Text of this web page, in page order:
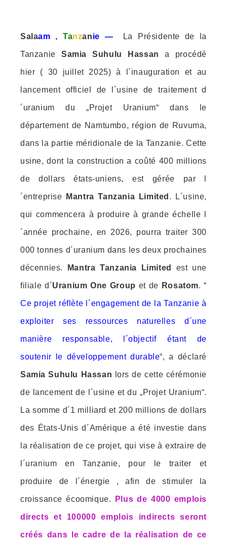
Salaam , Tanzanie — La Présidente de la
TanzanieSamia Suhulu Hassan a procédé
hier ( 30 juillet 2025) à l´inauguration et au
lancement officiel de l´usine de traitement d
´uranium du „Projet Uranium“ dans le
département de Namtumbo, région de Ruvuma,
dans la partie méridionale de la Tanzanie. Cette
usine, dont la construction a coûté 400 millions
de dollars états-uniens, est gérée par l
´entreprise Mantra Tanzania Limited . L´usine,
qui commencera à produire à grande échelle l
´année prochaine, en 2026, pourra traiter 300
000 tonnes d´uranium dans les deux prochaines
décennies. Mantra Tanzania Limited est une
filialed´Uranium One Group et de Rosatom. “
Ce projet réflète l´engagement de la Tanzanie à
exploiter ses ressources naturelles d´une
manière responsable, l´objectif étant de
soutenir le développement durable“, a déclaré
Samia Suhulu Hassan lors de cette cérémonie
de lancement de l´usine et du „Projet Uranium“.
La somme d´1 milliard et 200 millions de dollars
des États-Unis d´Amérique a été investie dans
la réalisation de ce projet, qui vise à extraire de
l´uranium en Tanzanie, pour le traiter et
produire de l´énergie , afin de stimuler la
croissance écoomique. Plus de 4000 emplois
directs et 100000 emplois indirects seront
créés dans le cadre de la réalisation de ce